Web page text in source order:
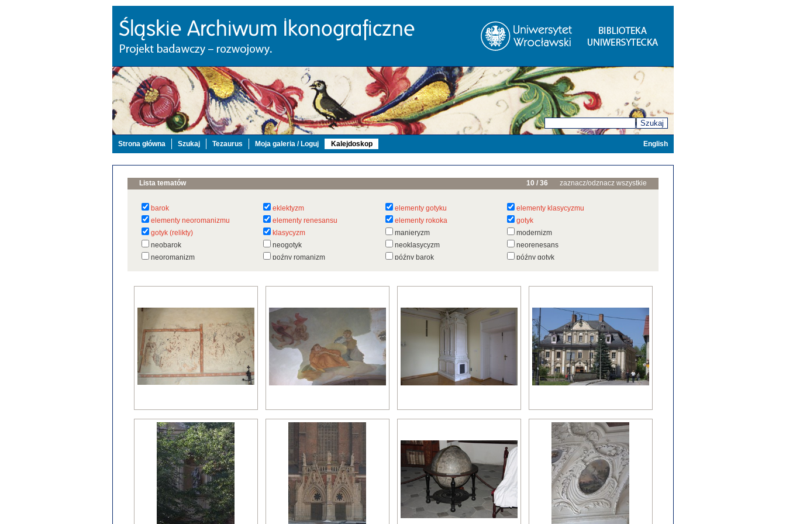
Szukaj
Strona główna Szukaj Tezaurus Moja galeria / Loguj Kalejdoskop English
Lista tematów 10 / 36 zaznacz/odznacz wszystkie
barok eklektyzm elementy gotyku
elementy klasycyzmu
elementy neoromanizmu
elementy renesansu elementy rokoka
gotyk
gotyk (relikty)
klasycyzm manieryzm
modernizm
neobarok
neogotyk neoklasycyzm
neorenesans
neoromanizm
poźny romanizm późny barok
późny gotyk
wczesny barok
wczesny gotyk wczesny klasycyzm wczesny renesans